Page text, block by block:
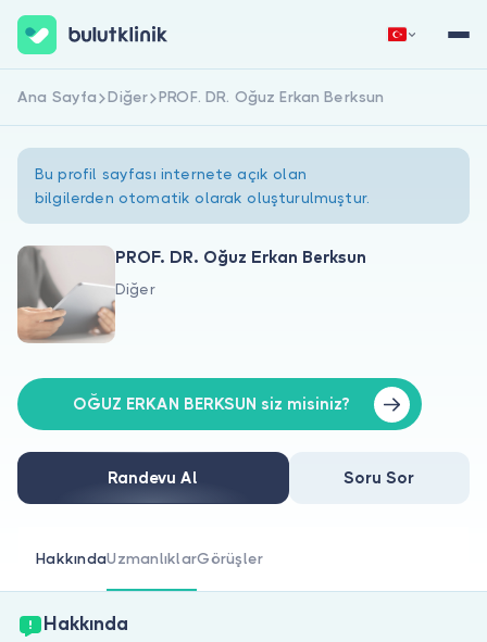
Hakkımızda
Doktorlar için
Doktor musunuz?
Hemen Kaydol Giriş Yap
Ana Sayfa Diğer PROF. DR. Oğuz Erkan Berksun
Bu profil sayfası internete açık olan
bilgilerden otomatik olarak oluşturulmuştur.
PROF. DR. Oğuz Erkan Berksun
Diğer
OĞUZ ERKAN BERKSUN siz misiniz?
Randevu Al Soru Sor
HakkındaUzmanlıklarGörüşler
Hakkında